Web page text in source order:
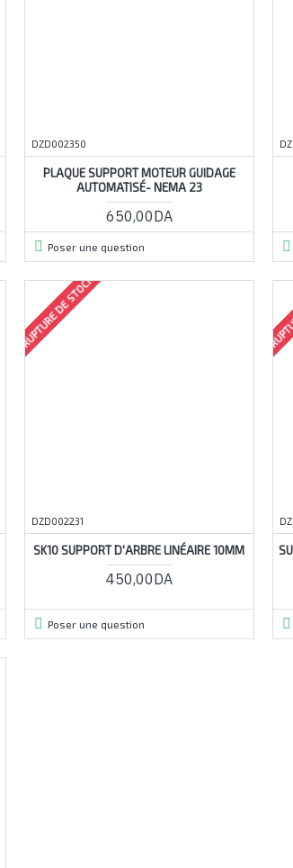
DZD002350
PLAQUE SUPPORT MOTEUR GUIDAGE
AUTOMATISÉ- NEMA 23
650,00DA
Poser une question
RUPTURE DE STOCK
DZD002231
SK10 SUPPORT D'ARBRE LINÉAIRE 10MM
450,00DA
Poser une question